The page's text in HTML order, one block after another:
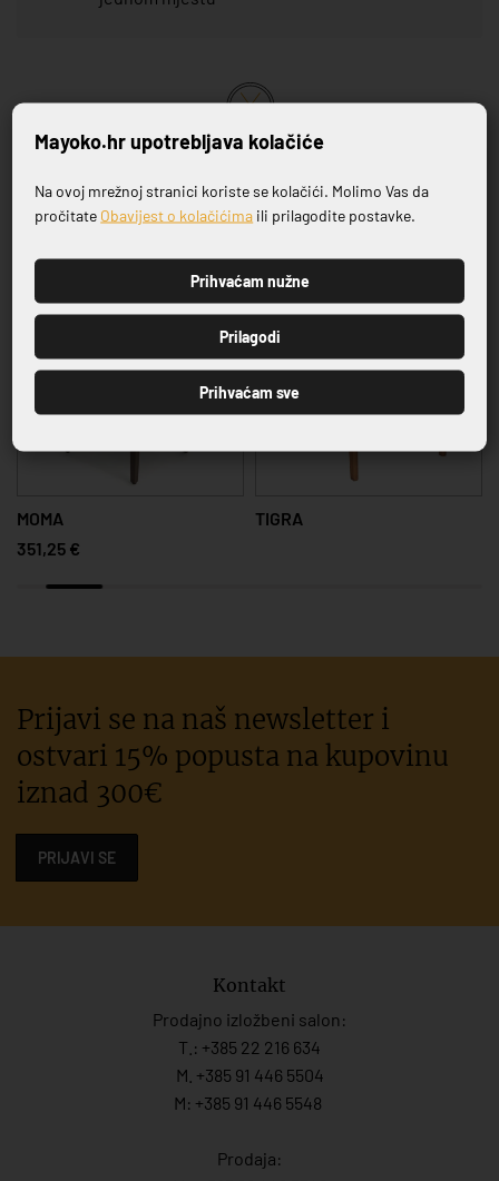
VRHUNSKA KVALITETA PROIZVODA
Povezani proizvodi
NOVO
MOMA
351,25 €
TIGRA
Prijavi se na naš newsletter i
ostvari 15% popusta na kupovinu
iznad 300€
PRIJAVI SE
Kontakt
Prodajno izložbeni salon:
T.: +385 22 216 634
M. +385 91 446 5504
M: +385 91 446 5548
Prodaja:
Prijavite se na naš newsletter
PRIJAVI SE
Mayoko.hr upotrebljava kolačiće
Na ovoj mrežnoj stranici koriste se kolačići. Molimo Vas da
pročitate Obavijest o kolačićima ili prilagodite postavke.
Prihvaćam nužne
Prilagodi
Prihvaćam sve